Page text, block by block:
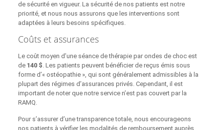
de sécurité en vigueur. La sécurité de nos patients est notre
priorité, et nous nous assurons que les interventions sont
adaptées à leurs besoins spécifiques.
Coûts et assurances
Le coût moyen d’une séance de thérapie par ondes de choc est
de 140 $. Les patients peuvent bénéficier de reçus émis sous
forme d’« ostéopathie », qui sont généralement admissibles à la
plupart des régimes d’assurances privés. Cependant, il est
important de noter que notre service n’est pas couvert par la
RAMQ.
Pour s’assurer d’une transparence totale, nous encourageons
nos patients à vérifier les modalités de remboursement auprès